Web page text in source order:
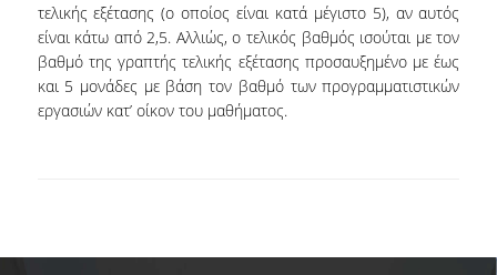
ΑΞΙΟΛΟΓΗΣΗ
ΑΠΟ ΠΡΟΠΤΥΧΙΑΚΟΥΣ ΦΟΙΤΗΤΕΣ
ΑΠΟ ΤΕΛΕΙΟΦΟΙΤΟΥΣ
ΕΡΕΥΝΑ
τελικής εξέτασης (ο οποίος είναι κατά μέγιστο 5), αν αυτός
είναι κάτω από 2,5. Αλλιώς, ο τελικός βαθμός ισούται με τον
βαθμό της γραπτής τελικής εξέτασης προσαυξημένο με έως
και 5 μονάδες με βάση τον βαθμό των προγραμματιστικών
εργασιών κατ’ οίκον του μαθήματος.